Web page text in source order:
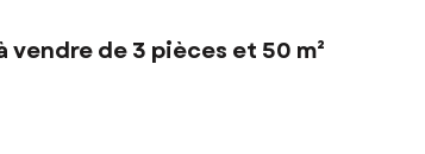
de 3 pièces et 50 m²